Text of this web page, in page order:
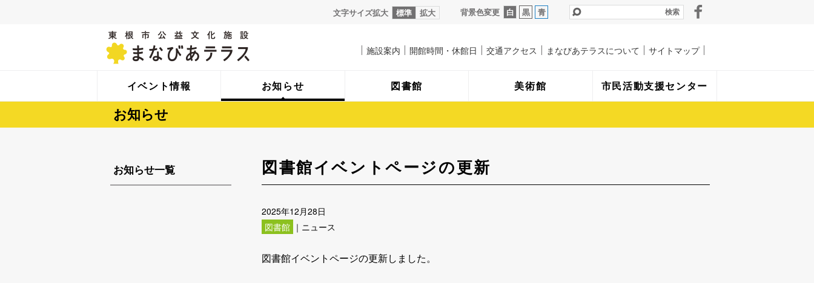
文字サイズ拡大 標準 拡大 背景色変更 白 黒 青
イベント情報 お知らせ 図書館 美術館 市民活動支援センター
施設案内 開館時間・休館日 交通アクセス まなびあテラスについて サイトマップ
お知らせ
図書館イベントページの更新
2025年12月28日
図書館 ｜ニュース
図書館イベントページの更新しました。
お知らせ一覧